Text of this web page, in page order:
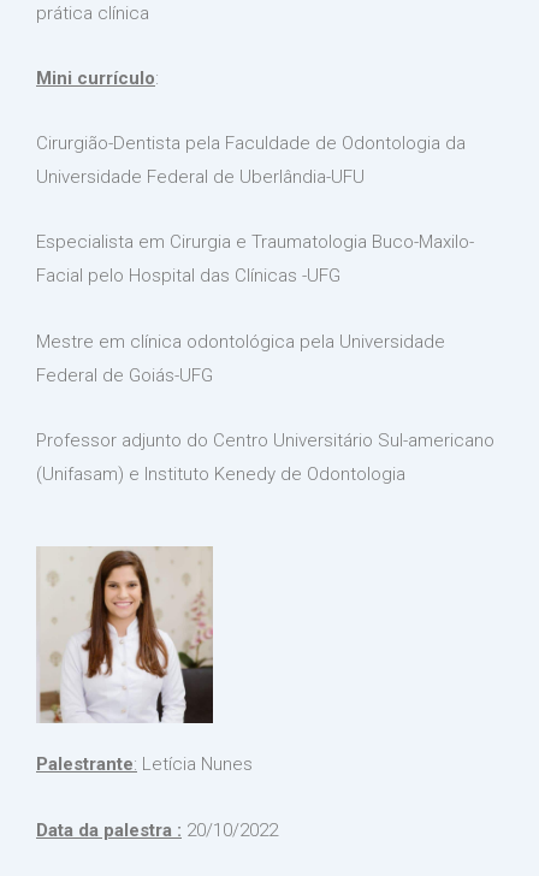
prática clínica
Mini currículo:
Cirurgião-Dentista pela Faculdade de Odontologia da
Universidade Federal de Uberlândia-UFU
Especialista em Cirurgia e Traumatologia Buco-Maxilo-
Facial pelo Hospital das Clínicas -UFG
Mestre em clínica odontológica pela Universidade
Federal de Goiás-UFG
Professor adjunto do Centro Universitário Sul-americano
(Unifasam) e Instituto Kenedy de Odontologia
Palestrante: Letícia Nunes
Data da palestra : 20/10/2022